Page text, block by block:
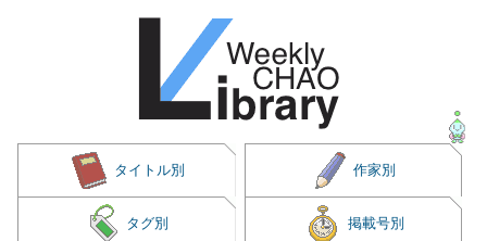
タイトル別 作家別
タグ別 掲載号別